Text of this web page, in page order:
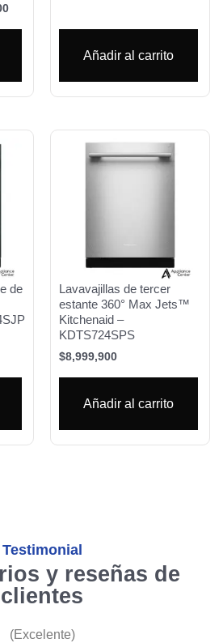
Añadir al carrito
de
Lavavajillas de tercer
estante 360° Max Jets™
Kitchenaid –
KDTS724SPS
$8,999,900
Añadir al carrito
Testimonial
y reseñas de
clientes
(Excelente)